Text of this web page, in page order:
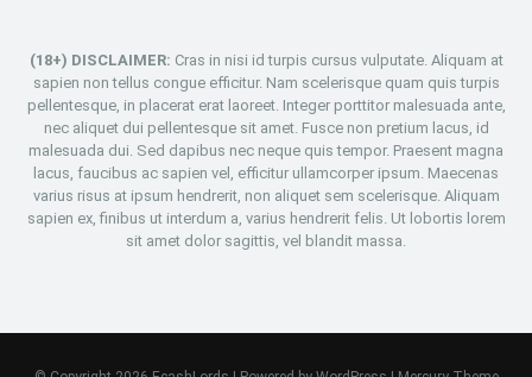
(18+) DISCLAIMER: Cras in nisi id turpis cursus vulputate. Aliquam at
sapien non tellus congue efficitur. Nam scelerisque quam quis turpis
pellentesque, in placerat erat laoreet. Integer porttitor malesuada ante,
nec aliquet dui pellentesque sit amet. Fusce non pretium lacus, id
malesuada dui. Sed dapibus nec neque quis tempor. Praesent magna
lacus, faucibus ac sapien vel, efficitur ullamcorper ipsum. Maecenas
varius risus at ipsum hendrerit, non aliquet sem scelerisque. Aliquam
sapien ex, finibus ut interdum a, varius hendrerit felis. Ut lobortis lorem
sit amet dolor sagittis, vel blandit massa.